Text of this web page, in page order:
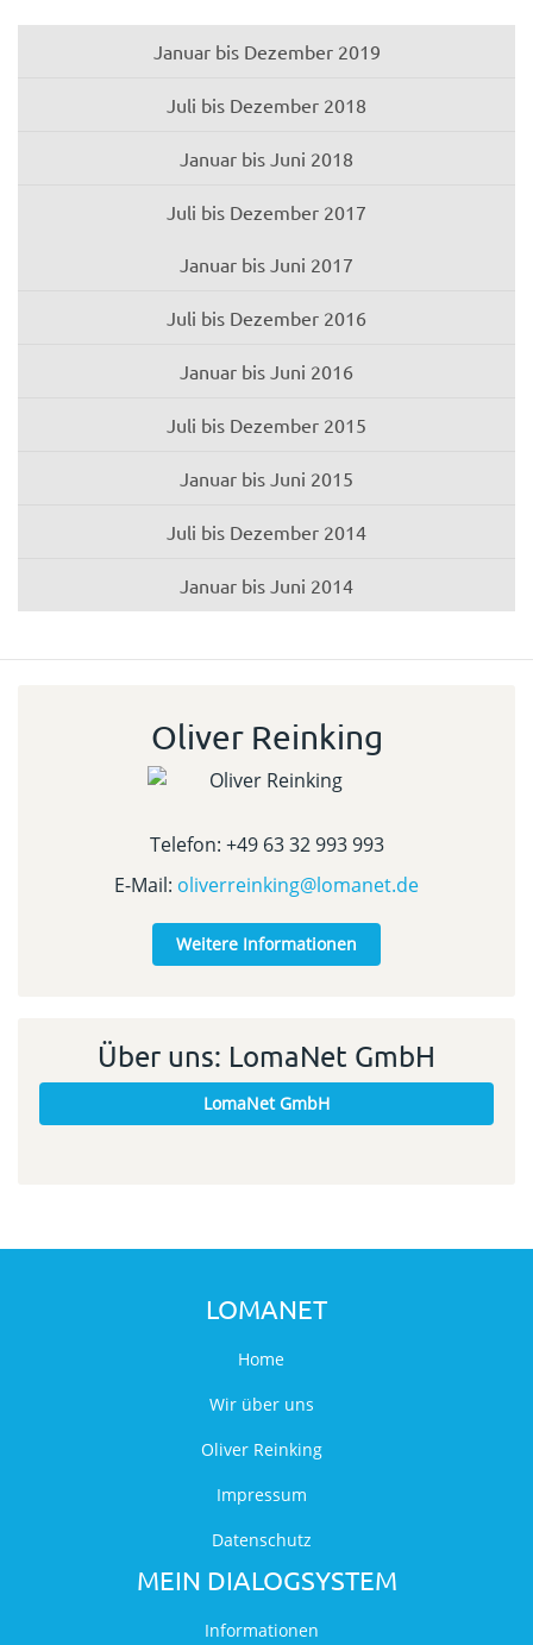
Januar bis Dezember 2019
Juli bis Dezember 2018
Januar bis Juni 2018
Juli bis Dezember 2017
Januar bis Juni 2017
Juli bis Dezember 2016
Januar bis Juni 2016
Juli bis Dezember 2015
Januar bis Juni 2015
Juli bis Dezember 2014
Januar bis Juni 2014
Oliver Reinking
Telefon: +49 63 32 993 993
E-Mail: oliverreinking@lomanet.de
Weitere Informationen
Über uns: LomaNet GmbH
LomaNet GmbH
LOMANET
Home
Wir über uns
Oliver Reinking
Impressum
Datenschutz
MEIN DIALOGSYSTEM
Informationen